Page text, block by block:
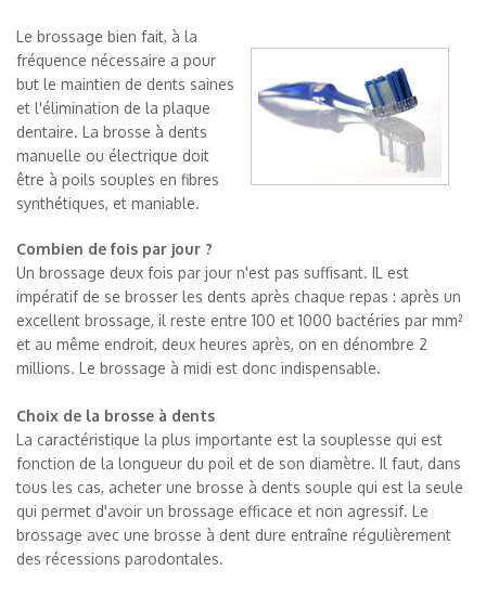
Le brossage bien fait, à la
fréquence nécessaire a pour
but le maintien de dents saines
et l'élimination de la plaque
dentaire. La brosse à dents
manuelle ou électrique doit
être à poils souples en fibres
synthétiques, et maniable.
Combien de fois par jour ?
Un brossage deux fois par jour n'est pas suffisant. IL est
impératif de se brosser les dents après chaque repas : après un
excellent brossage, il reste entre 100 et 1000 bactéries par mm²
et au même endroit, deux heures après, on en dénombre 2
millions. Le brossage à midi est donc indispensable.
Choix de la brosse à dents
La caractéristique la plus importante est la souplesse qui est
fonction de la longueur du poil et de son diamètre. Il faut, dans
tous les cas, acheter une brosse à dents souple qui est la seule
qui permet d'avoir un brossage efficace et non agressif. Le
brossage avec une brosse à dent dure entraîne régulièrement
des récessions parodontales.